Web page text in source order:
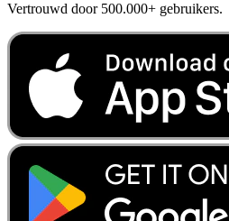
Vertrouwd door 500.000+ gebruikers.